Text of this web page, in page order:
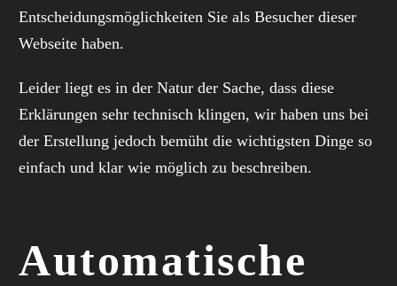
Entscheidungsmöglichkeiten Sie als Besucher dieser
Webseite haben.
Leider liegt es in der Natur der Sache, dass diese
Erklärungen sehr technisch klingen, wir haben uns bei
der Erstellung jedoch bemüht die wichtigsten Dinge so
einfach und klar wie möglich zu beschreiben.
Automatische